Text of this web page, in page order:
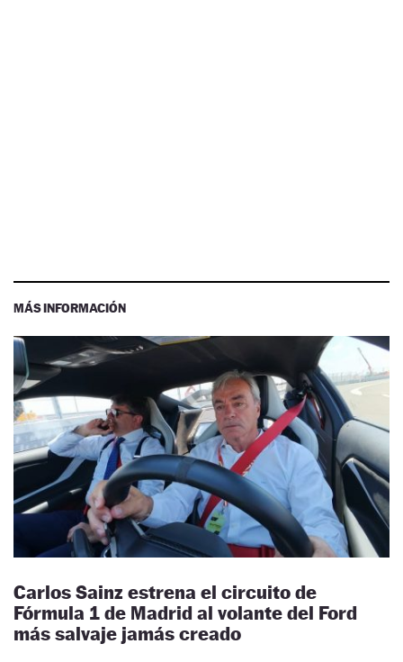
MÁS INFORMACIÓN
Carlos Sainz estrena el circuito de
Fórmula 1 de Madrid al volante del Ford
más salvaje jamás creado